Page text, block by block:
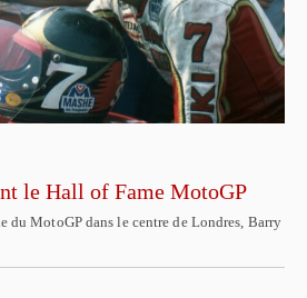
le Hall of Fame MotoGP
du MotoGP dans le centre de Londres, Barry